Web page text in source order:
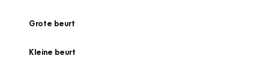
Grote beurt
Kleine beurt